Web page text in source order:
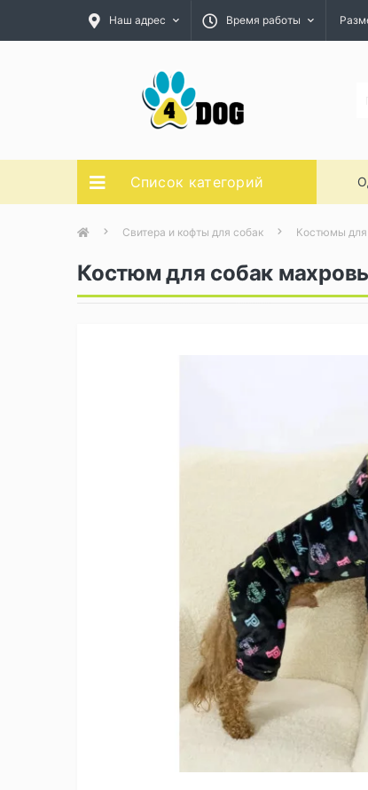
Наш адрес Время работы
Список категорий
Свитера и кофты для собак Костюмы для
Костюм для собак